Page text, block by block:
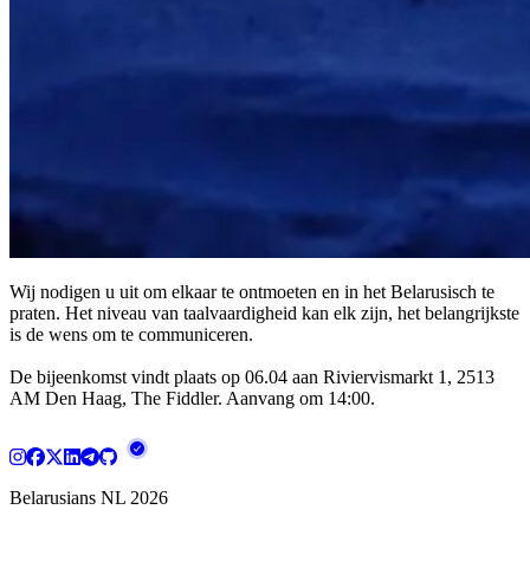
Wij nodigen u uit om elkaar te ontmoeten en in het Belarusisch te
praten. Het niveau van taalvaardigheid kan elk zijn, het belangrijkste
is de wens om te communiceren.
De bijeenkomst vindt plaats op 06.04 aan Riviervismarkt 1, 2513
AM Den Haag, The Fiddler. Aanvang om 14:00.
Belarusians NL 2026